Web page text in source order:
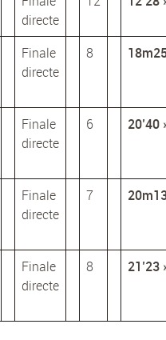
directe
Finale
directe
8
Finale
directe
6 20’40
Finale
directe
7
Finale
directe
8 21’23